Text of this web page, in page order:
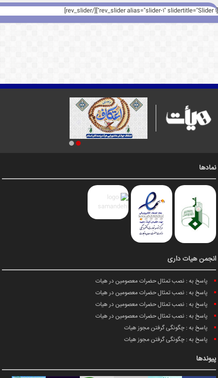
[rev_slider alias="slider-1" slidertitle="Slider 1"][/rev_slider]
نمادها
انجمن هیات داری
پاسخ به : نصب تمثال حضرات معصومین در هیات
پاسخ به : نصب تمثال حضرات معصومین در هیات
پاسخ به : نصب تمثال حضرات معصومین در هیات
پاسخ به : نصب تمثال حضرات معصومین در هیات
پاسخ به : چگونگی گرفتن مجوز هیات
پاسخ به : چگونگی گرفتن مجوز هیات
پیوندها